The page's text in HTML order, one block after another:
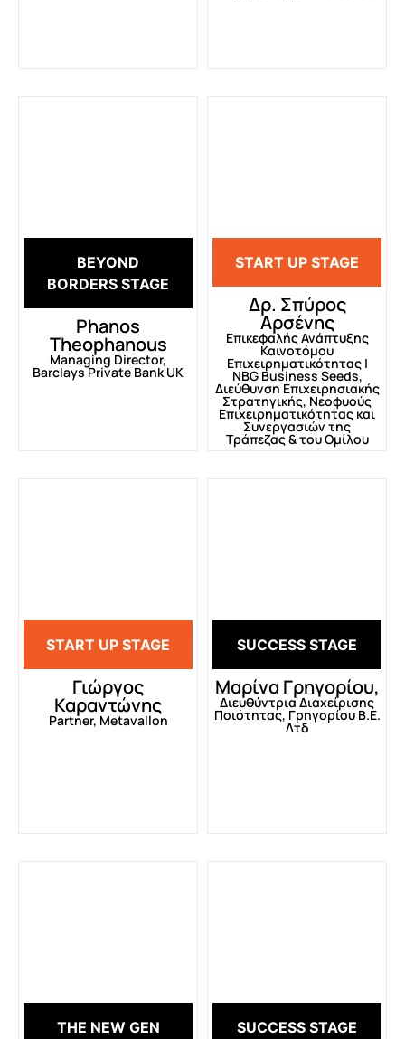
BEYOND
BORDERS STAGE
Phanos
Theophanous
Managing Director,
Barclays Private Bank UK
START UP STAGE
Δρ. Σπύρος
Αρσένης
Επικεφαλής Ανάπτυξης
Καινοτόμου
Επιχειρηματικότητας |
NBG Business Seeds,
Διεύθυνση Επιχειρησιακής
Στρατηγικής, Νεοφυούς
Επιχειρηματικότητας και
Συνεργασιών της
Τράπεζας & του Ομίλου
START UP STAGE
Γιώργος
Καραντώνης
Partner, Metavallon
SUCCESS STAGE
Μαρίνα Γρηγορίου,
Διευθύντρια Διαχείρισης
Ποιότητας, Γρηγορίου Β.Ε.
Λτδ
THE NEW GEN
SUCCESS STAGE